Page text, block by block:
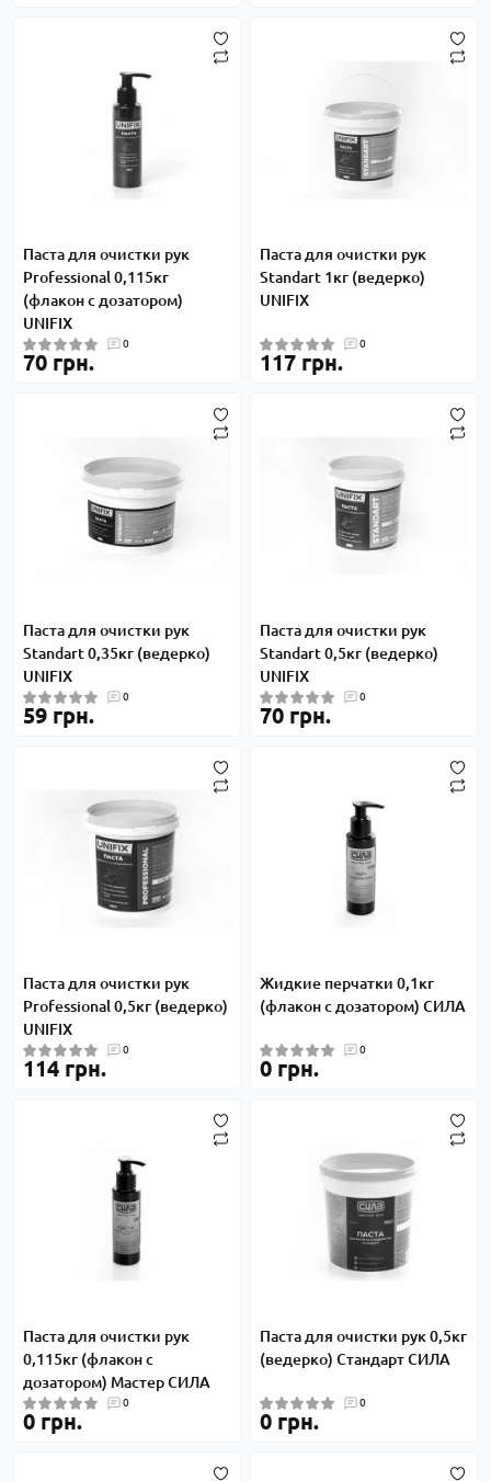
Паста для очистки рук
Professional 0,115кг
(флакон с дозатором)
UNIFIX
0
70 грн.
Паста для очистки рук
Standart 1кг (ведерко)
UNIFIX
0
117 грн.
Паста для очистки рук
Standart 0,35кг (ведерко)
UNIFIX
0
59 грн.
Паста для очистки рук
Standart 0,5кг (ведерко)
UNIFIX
0
70 грн.
Паста для очистки рук
Professional 0,5кг (ведерко)
UNIFIX
0
114 грн.
Жидкие перчатки 0,1кг
(флакон с дозатором) СИЛА
0
0 грн.
Паста для очистки рук
0,115кг (флакон с
дозатором) Мастер СИЛА
0
0 грн.
Паста для очистки рук 0,5кг
(ведерко) Стандарт СИЛА
0
0 грн.